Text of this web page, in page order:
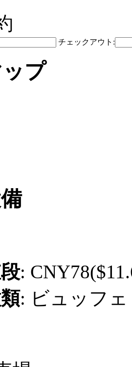
チェックアウト:
プ
:
: ビュッフェ